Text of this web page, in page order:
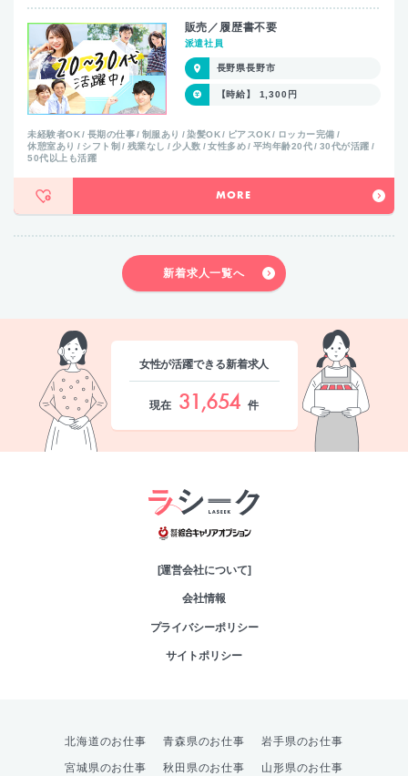
販売／履歴書不要
派遣社員
長野県長野市
【時給】 1,300円
未経験者OK 長期の仕事 制服あり 染髪OK ピアスOK
ロッカー完備
休憩室あり
シフト制 残業なし 少人数 女性多め 平均年齢20代
30代が活躍
50代以上も活躍
MORE
新着求人一覧へ
女性が活躍できる新着求人
現在 31,654 件
[運営会社について]
会社情報
プライバシーポリシー
サイトポリシー
北海道のお仕事 青森県のお仕事 岩手県のお仕事
宮城県のお仕事 秋田県のお仕事 山形県のお仕事